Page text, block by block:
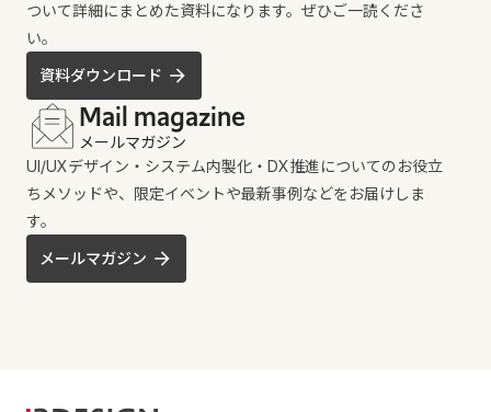
ついて詳細にまとめた資料になります。ぜひご一読くださ
い。
資料ダウンロード
Mail magazine
メールマガジン
UI/UXデザイン・システム内製化・DX推進についてのお役立
ちメソッドや、限定イベントや最新事例などをお届けしま
す。
メールマガジン